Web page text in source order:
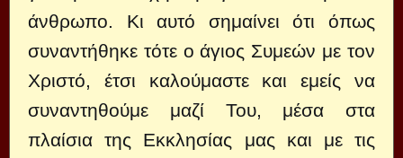
άνθρωπο. Κι αυτό σημαίνει ότι όπως
συναντήθηκε τότε ο άγιος Συμεών με τον
Χριστό, έτσι καλούμαστε και εμείς να
συναντηθούμε μαζί Του, μέσα στα
πλαίσια της Εκκλησίας μας και με τις